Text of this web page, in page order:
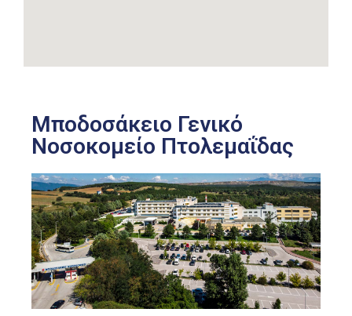
Μποδοσάκειο Γενικό
Νοσοκομείο Πτολεμαΐδας